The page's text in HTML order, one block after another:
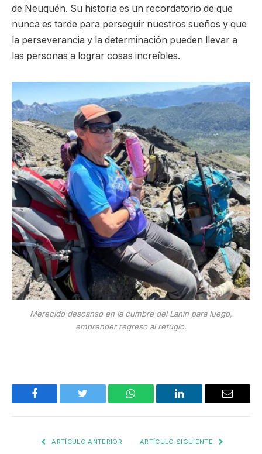
de Neuquén. Su historia es un recordatorio de que
nunca es tarde para perseguir nuestros sueños y que
la perseverancia y la determinación pueden llevar a
las personas a lograr cosas increíbles.
Merecido descanso en la cumbre del Lanín para luego,
emprender regreso al refugio.
Facebook Twitter WhatsApp LinkedIn Email
ARTÍCULO ANTERIOR ARTÍCULO SIGUIENTE